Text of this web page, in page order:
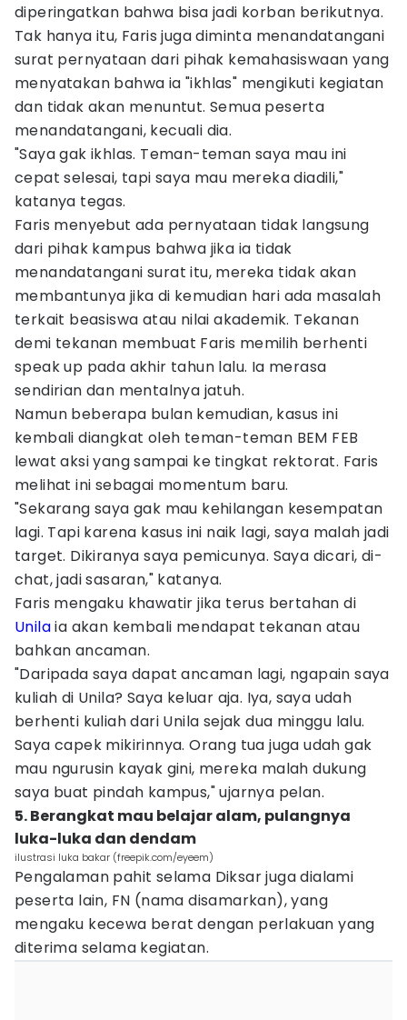
diperingatkan bahwa bisa jadi korban berikutnya.
Tak hanya itu, Faris juga diminta menandatangani
surat pernyataan dari pihak kemahasiswaan yang
menyatakan bahwa ia "ikhlas" mengikuti kegiatan
dan tidak akan menuntut. Semua peserta
menandatangani, kecuali dia.
"Saya gak ikhlas. Teman-teman saya mau ini
cepat selesai, tapi saya mau mereka diadili,"
katanya tegas.
Faris menyebut ada pernyataan tidak langsung
dari pihak kampus bahwa jika ia tidak
menandatangani surat itu, mereka tidak akan
membantunya jika di kemudian hari ada masalah
terkait beasiswa atau nilai akademik. Tekanan
demi tekanan membuat Faris memilih berhenti
speak up pada akhir tahun lalu. Ia merasa
sendirian dan mentalnya jatuh.
Namun beberapa bulan kemudian, kasus ini
kembali diangkat oleh teman-teman BEM FEB
lewat aksi yang sampai ke tingkat rektorat. Faris
melihat ini sebagai momentum baru.
"Sekarang saya gak mau kehilangan kesempatan
lagi. Tapi karena kasus ini naik lagi, saya malah jadi
target. Dikiranya saya pemicunya. Saya dicari, di-
chat, jadi sasaran," katanya.
Faris mengaku khawatir jika terus bertahan di
Unilaia akan kembali mendapat tekanan atau
bahkan ancaman.
"Daripada saya dapat ancaman lagi, ngapain saya
kuliah di Unila? Saya keluar aja. Iya, saya udah
berhenti kuliah dari Unila sejak dua minggu lalu.
Saya capek mikirinnya. Orang tua juga udah gak
mau ngurusin kayak gini, mereka malah dukung
saya buat pindah kampus," ujarnya pelan.
5. Berangkat mau belajar alam, pulangnya
luka-luka dan dendam
ilustrasi luka bakar (freepik.com/eyeem)
Pengalaman pahit selama Diksar juga dialami
peserta lain, FN (nama disamarkan), yang
mengaku kecewa berat dengan perlakuan yang
diterima selama kegiatan.